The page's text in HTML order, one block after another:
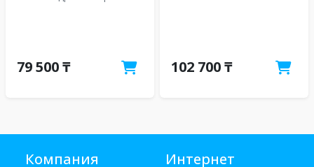
79 500 ₸ 102 700 ₸
Компания
Интернет